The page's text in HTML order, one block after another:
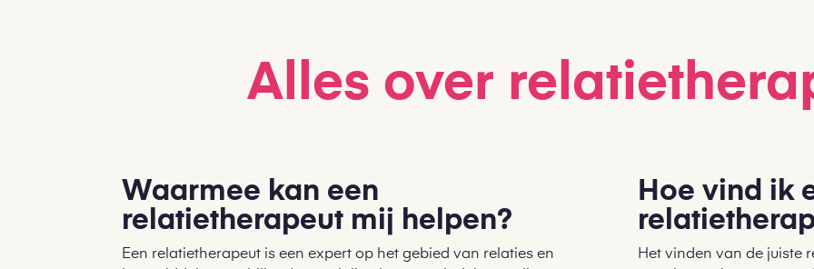
Alles over
Waarmee kan een
relatietherapeut mij helpen?
Een relatietherapeut is een expert op het gebied van relaties en
Hoe vind ik
Het vinden van de juiste